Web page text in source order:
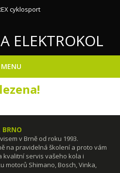
ELEKTROKOL
MENU
BRNO
v Brně od roku 1993.
na pravidelná školení a proto vám
servis vašeho kola i
motorů Shimano, Bosch, Vinka,